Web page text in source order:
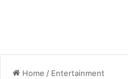
Home / Entertainment